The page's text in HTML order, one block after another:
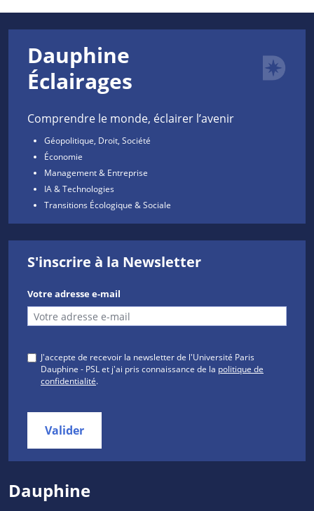
Dauphine
Éclairages
Comprendre le monde, éclairer l’avenir
Géopolitique, Droit, Société
Économie
Management & Entreprise
IA & Technologies
Transitions Écologique & Sociale
S'inscrire à la Newsletter
Votre adresse e-mail
J'accepte de recevoir la newsletter de l'Université Paris
Dauphine - PSL et j'ai pris connaissance de la politique de
confidentialité.
Valider
Dauphine